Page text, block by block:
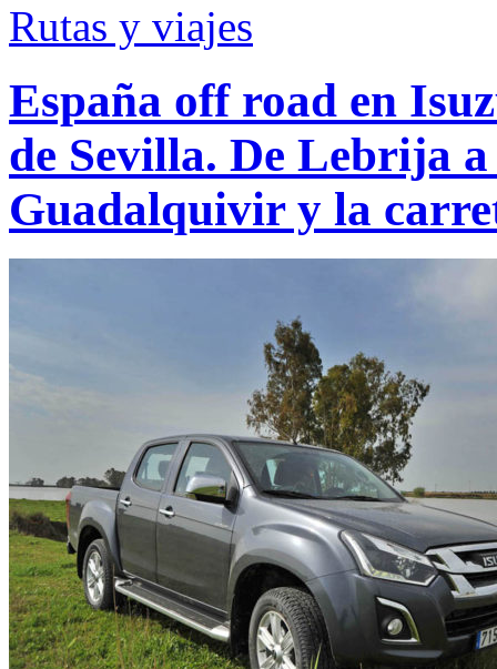
Rutas y viajes
España off road en
de Sevilla. De Lebrija
Guadalquivir y la